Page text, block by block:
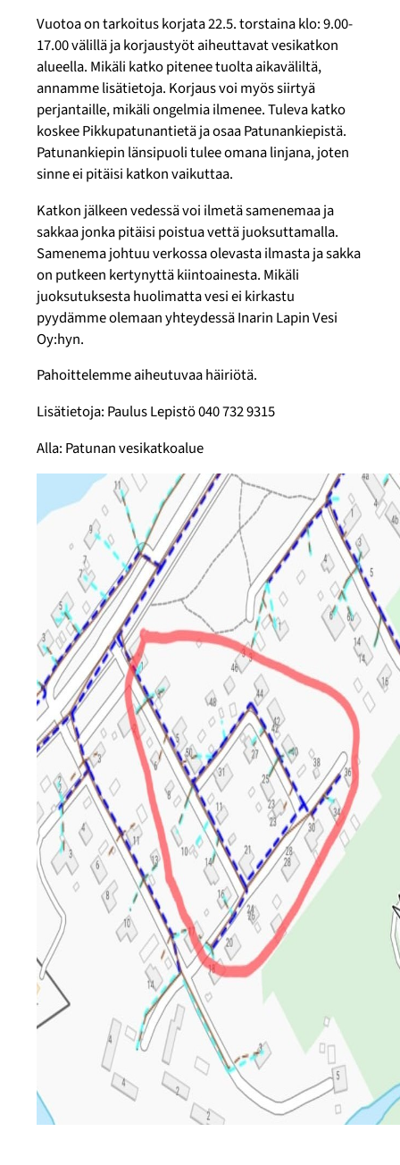
Vuotoa on tarkoitus korjata 22.5. torstaina klo: 9.00-
17.00 välillä ja korjaustyöt aiheuttavat vesikatkon
alueella. Mikäli katko pitenee tuolta aikaväliltä,
annamme lisätietoja. Korjaus voi myös siirtyä
perjantaille, mikäli ongelmia ilmenee. Tuleva katko
koskee Pikkupatunantietä ja osaa Patunankiepistä.
Patunankiepin länsipuoli tulee omana linjana, joten
sinne ei pitäisi katkon vaikuttaa.
Katkon jälkeen vedessä voi ilmetä samenemaa ja
sakkaa jonka pitäisi poistua vettä juoksuttamalla.
Samenema johtuu verkossa olevasta ilmasta ja sakka
on putkeen kertynyttä kiintoainesta. Mikäli
juoksutuksesta huolimatta vesi ei kirkastu
pyydämme olemaan yhteydessä Inarin Lapin Vesi
Oy:hyn.
Pahoittelemme aiheutuvaa häiriötä.
Lisätietoja: Paulus Lepistö 040 732 9315
Alla: Patunan vesikatkoalue